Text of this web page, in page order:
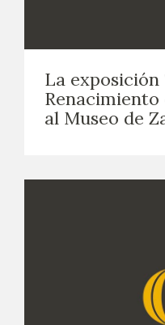
La exposición
Renacimiento
al Museo de